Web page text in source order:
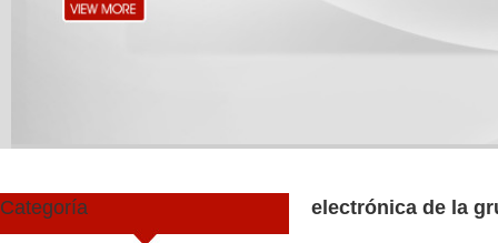
Categoría electrónica de la